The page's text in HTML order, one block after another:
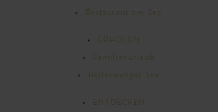
Restaurant am See
ERHOLEN
Familienurlaub
Heiterwanger See
ENTDECKEN